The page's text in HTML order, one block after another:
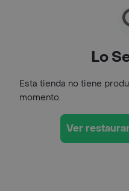
Lo
Esta tienda no tiene
momento.
Ver